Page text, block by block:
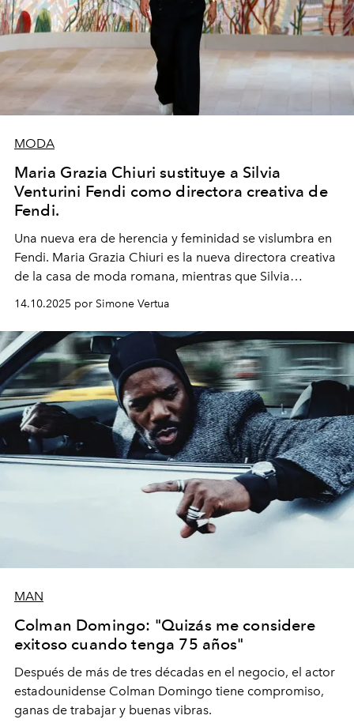
MODA
Maria Grazia Chiuri sustituye a Silvia
Venturini Fendi como directora creativa de
Fendi.
Una nueva era de herencia y feminidad se vislumbra en
Fendi. Maria Grazia Chiuri es la nueva directora creativa
de la casa de moda romana, mientras que Silvia
14.10.2025 por Simone Vertua
MAN
Colman Domingo: "Quizás me considere
exitoso cuando tenga 75 años"
Después de más de tres décadas en el negocio, el actor
estadounidense Colman Domingo tiene compromiso,
ganas de trabajar y buenas vibras.